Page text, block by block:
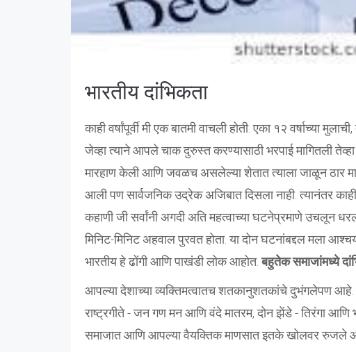
भारतीय दांभिकता
काही वर्षांपूर्वी मी एक बातमी वाचली होती: एका १२ वर्षाच्या
जेव्हा त्याने आपले चाक दुरुस्त करण्यासाठी भरपाई मागितली
मारहाण केली आणि जवळच असलेल्या शेतात त्याला जाळून ठार
आली पण सार्वजनिक उद्रेक अजिबात दिसला नाही. त्यानंतर
कहाणी जी सर्वांनी अगदी अति महत्वाच्या घटनेप्रमाणे उचलून
मिनिट-मिनिट अहवाल पुरवत होता. या दोन घटनांबद्दल मला
भारतीय हे ढोंगी आणि पाखंडी लोक आहोत.बहुतेक समाजांमध्ये
आपल्या देशाच्या व्यक्तिमत्वातच शतकानुशतकांचे दुभंगलेपण आहे.
राष्ट्रगीते - जन गण मन आणि वंदे मातरम, दोन झेंडे - तिरंगा
समाजात आणि आपल्या वैयक्तिक माणसात इतके खोलवर रुजले